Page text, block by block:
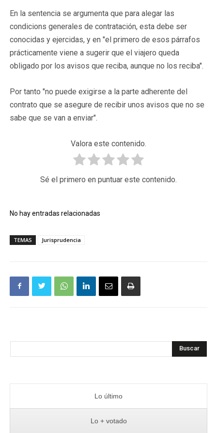
En la sentencia se argumenta que para alegar las
condicions generales de contratación, esta debe ser
conocidas y ejercidas, y en "el primero de esos párrafos
prácticamente viene a sugerir que el viajero queda
obligado por los avisos que reciba, aunque no los reciba".
Por tanto "no puede exigirse a la parte adherente del
contrato que se asegure de recibir unos avisos que no se
sabe que se van a enviar".
Valora este contenido.
Sé el primero en puntuar este contenido.
No hay entradas relacionadas
TEMAS Jurisprudencia
Buscar
Lo último
Lo + votado